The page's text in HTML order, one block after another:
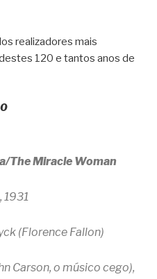
realizadores mais
120 e tantos anos de
The Miracle Woman
1931
(Florence Fallon)
Carson, o músico cego),